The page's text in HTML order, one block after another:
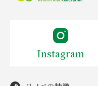
Instagram